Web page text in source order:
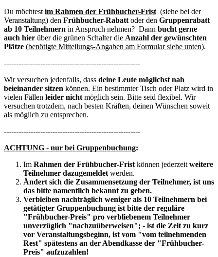
Du möchtest im Rahmen der Frühbucher-Frist (siehe bei der
Veranstaltung) den Frühbucher-Rabatt oder den Gruppenrabatt
ab 10 Teilnehmern in Anspruch nehmen? Dann bucht gerne
auch hier über die grünen Schalter die Anzahl der gewünschten
Plätze (benötigte Mitteilungs-Angaben am Formular siehe unten).
--------------------------------------------------------
Wir versuchen jedenfalls, dass deine Leute möglichst nah
beieinander sitzen können. Ein bestimmter Tisch oder Platz wird in
vielen Fällen leider nicht möglich sein. Bitte seid flexibel. Wir
versuchen trotzdem, nach besten Kräften, deinen Wünschen soweit
als möglich zu entsprechen.
--------------------------------------------------------
ACHTUNG - nur bei Gruppenbuchung:
Im Rahmen der Frühbucher-Frist können jederzeit weitere
Teilnehmer dazugemeldet werden.
Ändert sich die Zusammensetzung der Teilnehmer, ist uns
das bitte namentlich bekannt zu geben.
Verbleiben nachträglich weniger als 10 Teilnehmern bei
getätigter Gruppenbuchung ist bitte der reguläre
"Frühbucher-Preis" pro verbliebenem Teilnehmer
unverzüglich "nachzuüberweisen"; - ist die Zeit zu kurz
vor Veranstaltungsbeginn, ist vom "vom teilnehmenden
Rest" spätestens an der Abendkasse der "Frühbucher-
Preis" aufzuzahlen!